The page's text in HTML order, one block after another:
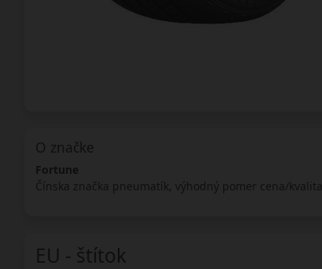
O značke
Fortune
Čínska značka pneumatík, výhodný pomer cena/kvalita.
EU - štítok